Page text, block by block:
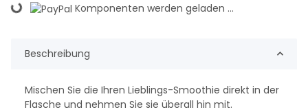
Loading... Komponenten werden geladen ...
Beschreibung
Mischen Sie die Ihren Lieblings-Smoothie direkt in der
Flasche und nehmen Sie sie überall hin mit.